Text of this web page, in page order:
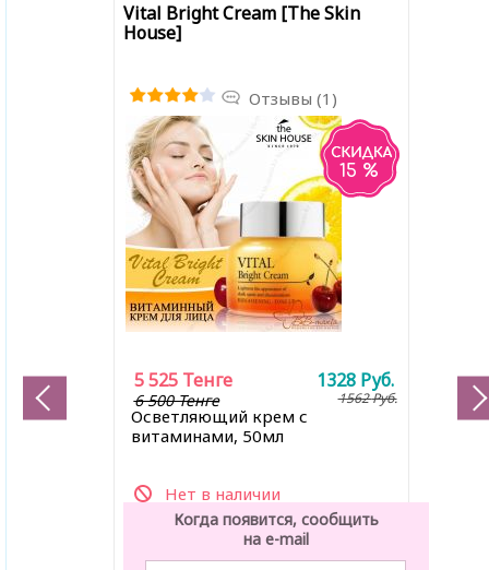
Vital Bright Cream [The Skin
House]
Отзывы (1)
15 %
Осветляющий крем с
витаминами, 50мл
Нет в наличии
5 525 Тенге 1328 Руб.
6 500 Тенге 1562Руб.
Когда появится, сообщить
на e-mail